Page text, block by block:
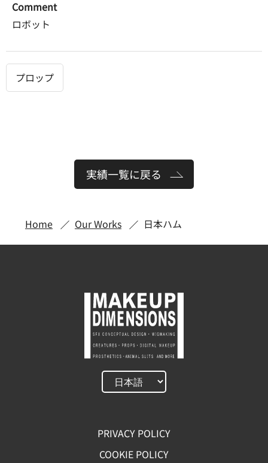
Comment
ロボット
プロップ
実績一覧に戻る
Home Our Works 日本ハム
PRIVACY POLICY
COOKIE POLICY